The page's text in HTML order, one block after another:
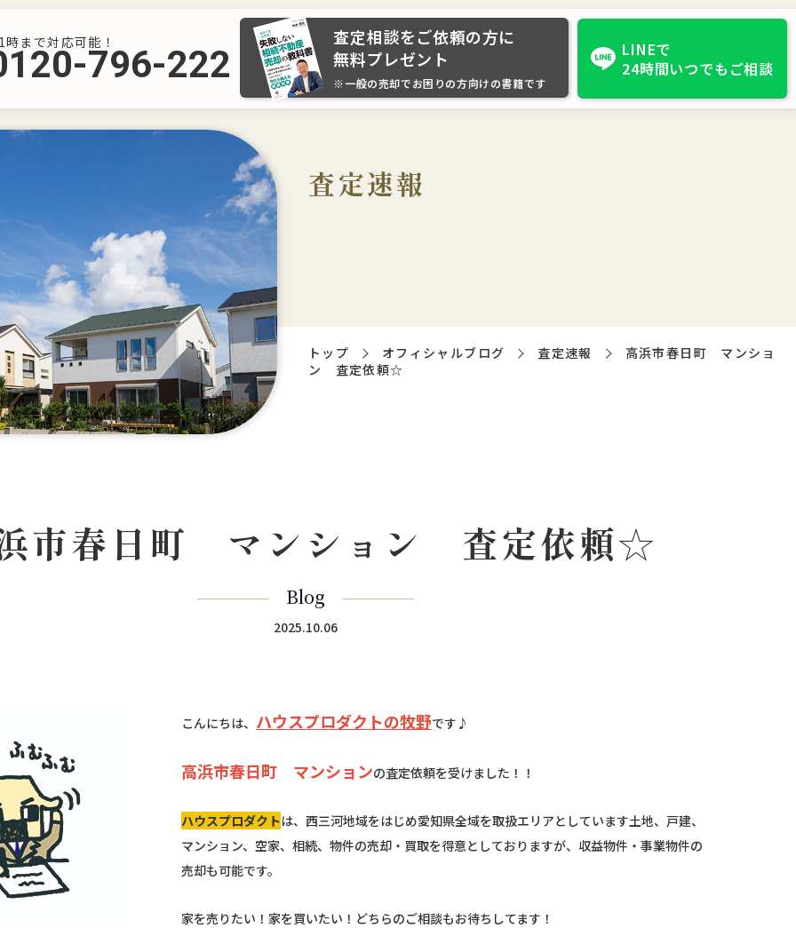
時まで対応可能！
796-222
査定相談をご依頼の方に
無料プレゼント
※一般の売却でお困りの方向けの書籍です
LINEで
24時間いつでもご相談
査定速報
トップ オフィシャルブログ 査定速報
高浜市春日町 マンショ
ン 査定依頼☆
市春日町 マンション 査定依頼☆
Blog
2025.10.06
こんにちは、 ハウスプロダクトの牧野です♪
高浜市春日町 マンションの査定依頼を受けました！！
ハウスプロダクトは、西三河地域をはじめ愛知県全域を取扱エリアとしています土地、戸建、
マンション、空家、相続、物件の売却・買取を得意としておりますが、収益物件・事業物件の
売却も可能です。
家を売りたい！家を買いたい！どちらのご相談もお待ちしてます！